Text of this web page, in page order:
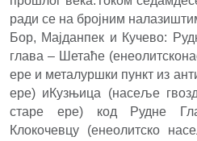
ради се на бројним
Бор, Мајданпек и Кучево:
глава – Шетаће
ере и металуршки пункт из
ере) иКузњица (насеље
старе ере) код Рудне
Клокочевцу (енеолитско